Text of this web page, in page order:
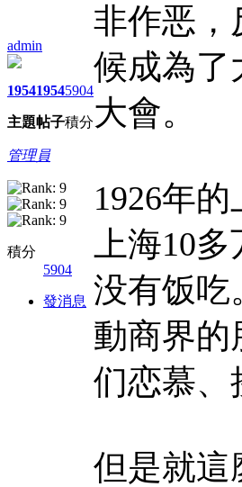
admin
1954
主題
1954
帖子
5904
積分
管理員
積分
5904
發消息
非作恶，
候成為了
大會。
1926年
上海10
没有饭吃
動商界的
们恋慕、
但是就這